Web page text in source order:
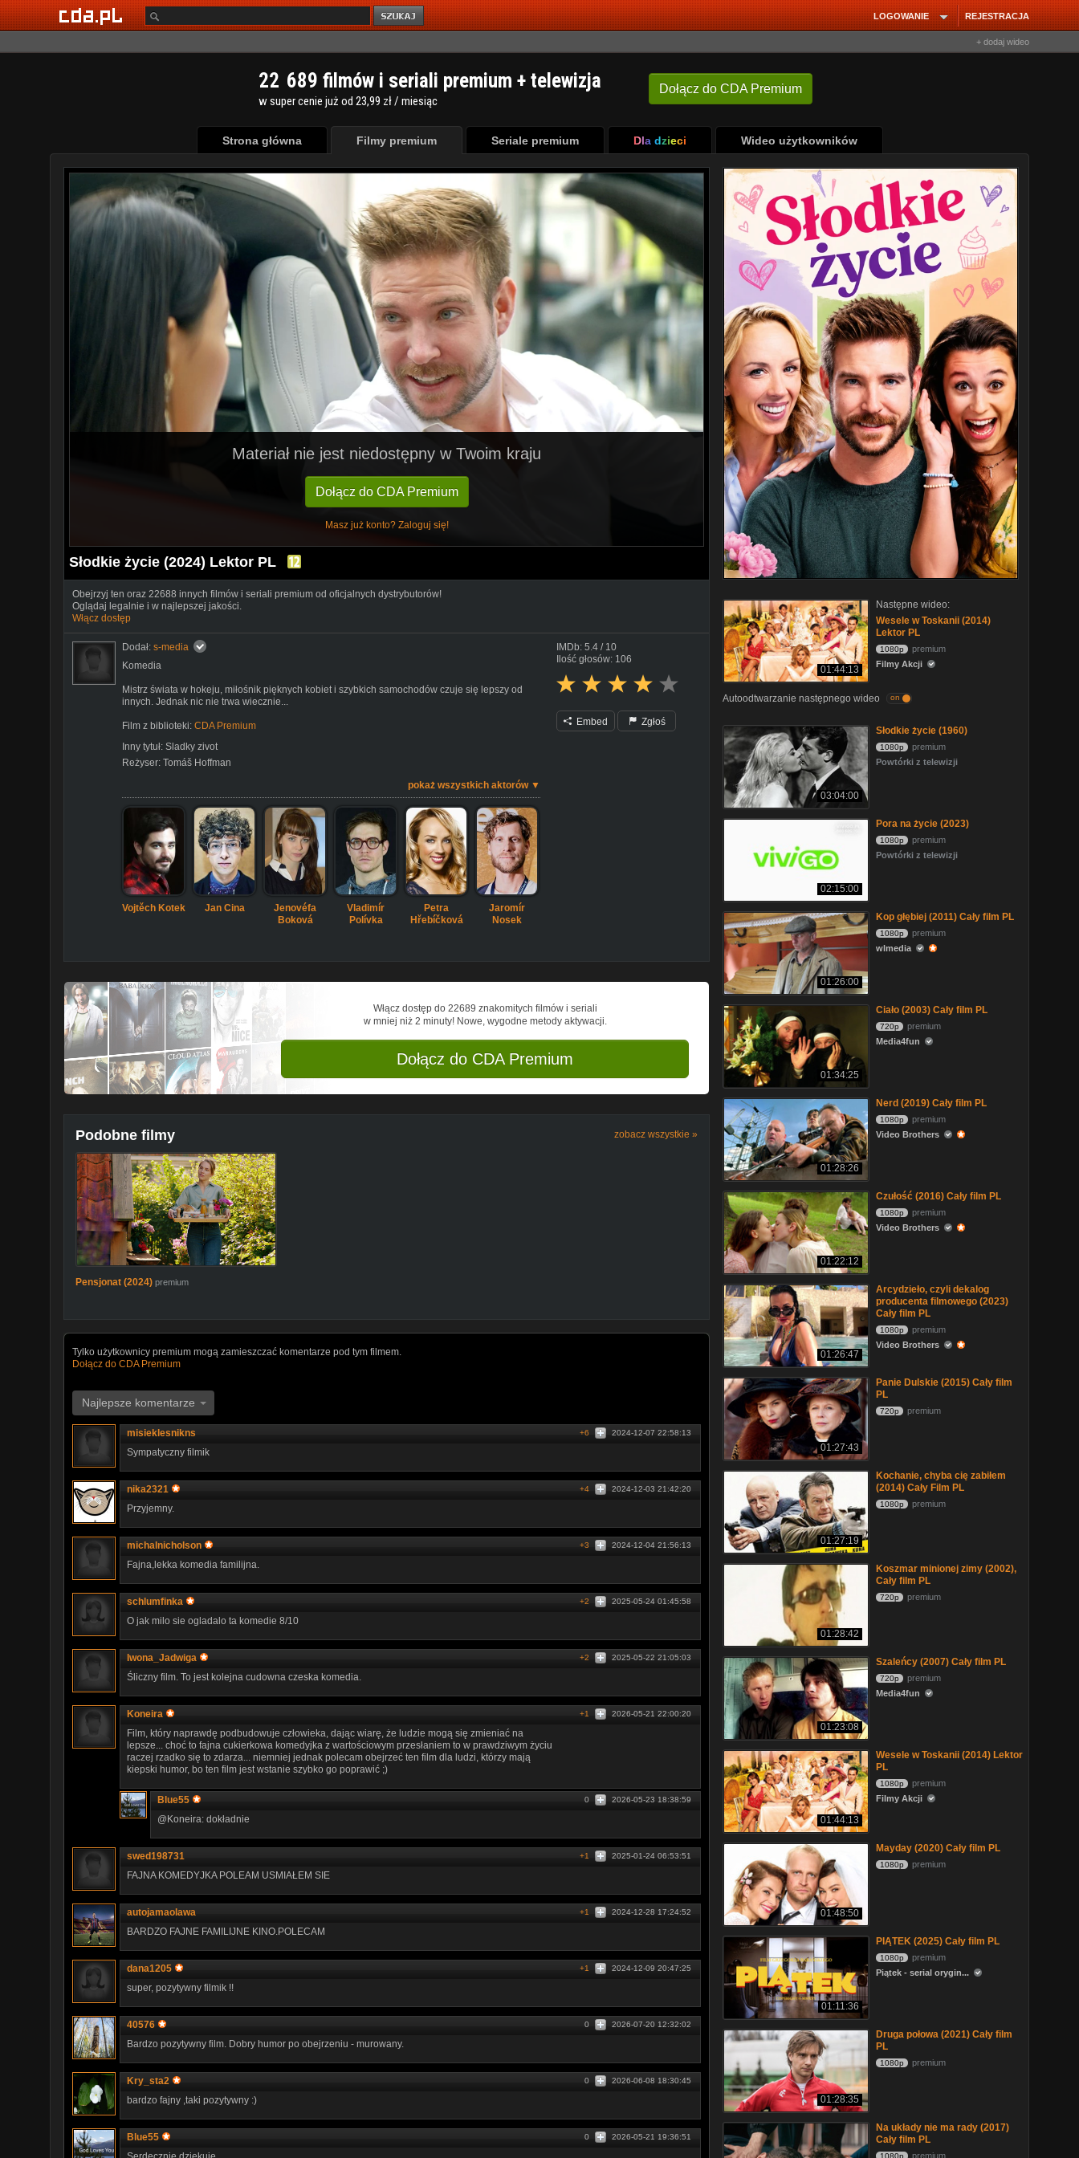
REJESTRACJA
LOGOWANIE
+ dodaj wideo
Dołącz do CDA Premium
22 689 filmów i seriali premium + telewizja
w super cenie już od 23,99 zł / miesiąc
Strona główna Filmy premium Seriale premium Dla dzieci Wideo użytkowników
Materiał nie jest niedostępny w Twoim kraju
Dołącz do CDA Premium
Masz już konto? Zaloguj się!
Słodkie życie (2024) Lektor PL
Obejrzyj ten oraz 22688 innych filmów i seriali premium od oficjalnych dystrybutorów!
Oglądaj legalnie i w najlepszej jakości.
Włącz dostęp
Dodał: s-media
Komedia
Mistrz świata w hokeju, miłośnik pięknych kobiet i szybkich samochodów czuje się lepszy od
innych. Jednak nic nie trwa wiecznie...
Film z biblioteki: CDA Premium
Inny tytuł: Sladky zivot
Reżyser: Tomáš Hoffman
pokaż wszystkich aktorów ▼
Vojtěch Kotek Jan Cina
Jenovéfa
Boková
Vladimír
Polívka
Petra
Hřebíčková
Jaromír
Nosek
IMDb: 5.4 / 10
Ilość głosów: 106
Embed Zgłoś
Włącz dostęp do 22689 znakomitych filmów i seriali
w mniej niż 2 minuty! Nowe, wygodne metody aktywacji.
Dołącz do CDA Premium
Podobne filmy zobacz wszystkie »
Pensjonat (2024) premium
Tylko użytkownicy premium mogą zamieszczać komentarze pod tym filmem.
Dołącz do CDA Premium
Najlepsze komentarze
misieklesnikns 2024-12-07 22:58:13
+6
Sympatyczny filmik
nika2321 2024-12-03 21:42:20
+4
Przyjemny.
michalnicholson 2024-12-04 21:56:13
+3
Fajna,lekka komedia familijna.
schlumfinka 2025-05-24 01:45:58
+2
O jak milo sie ogladalo ta komedie 8/10
Iwona_Jadwiga 2025-05-22 21:05:03
+2
Śliczny film. To jest kolejna cudowna czeska komedia.
Koneira 2026-05-21 22:00:20
+1
Film, który naprawdę podbudowuje człowieka, dając wiarę, że ludzie mogą się zmieniać na
lepsze... choć to fajna cukierkowa komedyjka z wartościowym przesłaniem to w prawdziwym życiu
raczej rzadko się to zdarza... niemniej jednak polecam obejrzeć ten film dla ludzi, którzy mają
kiepski humor, bo ten film jest wstanie szybko go poprawić ;)
Blue55 2026-05-23 18:38:59
0
@Koneira: dokładnie
swed198731 2025-01-24 06:53:51
+1
FAJNA KOMEDYJKA POLEAM USMIAŁEM SIE
autojamaolawa 2024-12-28 17:24:52
+1
BARDZO FAJNE FAMILIJNE KINO.POLECAM
dana1205 2024-12-09 20:47:25
+1
super, pozytywny filmik !!
40576 2026-07-20 12:32:02
0
Bardzo pozytywny film. Dobry humor po obejrzeniu - murowany.
Kry_sta2 2026-06-08 18:30:45
0
bardzo fajny ,taki pozytywny :)
Blue55 2026-05-21 19:36:51
0
01:44:13
Następne wideo:
Wesele w Toskanii (2014)
Lektor PL
1080p
premium
Filmy Akcji
Autoodtwarzanie następnego wideo on
03:04:00
Słodkie życie (1960)
1080p
premium
Powtórki z telewizji
02:15:00
Pora na życie (2023)
1080p
premium
Powtórki z telewizji
01:26:00
Kop głębiej (2011) Cały film PL
1080p
premium
wlmedia
01:34:25
Ciało (2003) Cały film PL
720p
premium
Media4fun
01:28:26
Nerd (2019) Cały film PL
1080p
premium
Video Brothers
01:22:12
Czułość (2016) Cały film PL
1080p
premium
Video Brothers
01:26:47
Arcydzieło, czyli dekalog
producenta filmowego (2023)
Cały film PL
1080p
premium
Video Brothers
01:27:43
Panie Dulskie (2015) Cały film
PL
720p premium
01:27:19
Kochanie, chyba cię zabiłem
(2014) Cały Film PL
1080p premium
01:28:42
Koszmar minionej zimy (2002),
Cały film PL
720p premium
01:23:08
Szaleńcy (2007) Cały film PL
720p
premium
Media4fun
01:44:13
Wesele w Toskanii (2014) Lektor
PL
1080p
premium
Filmy Akcji
01:48:50
Mayday (2020) Cały film PL
1080p premium
01:11:36
PIĄTEK (2025) Cały film PL
1080p
premium
Piątek - serial orygin...
01:28:35
Druga połowa (2021) Cały film
PL
1080p premium
Na układy nie ma rady (2017)
Cały film PL
1080p premium